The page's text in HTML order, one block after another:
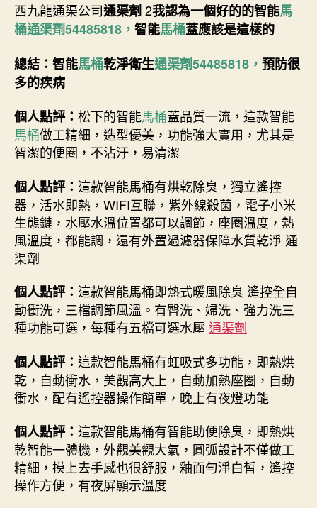
西九龍通渠公司通渠劑2我認為一個好的的智能馬
桶通渠劑54485818， 智能馬桶蓋應該是這樣的
總結：智能馬桶乾淨衛生通渠劑54485818， 預防很
多的疾病
個人點評： 松下的智能馬桶蓋品質一流，這款智能
馬桶做工精細，造型優美，功能強大實用，尤其是
智潔的便圈，不沾汙，易清潔
個人點評： 這款智能馬桶有烘乾除臭，獨立遙控
器，活水即熱，WIFI互聯，紫外線殺菌，電子小米
生態鏈，水壓水溫位置都可以調節，座圈溫度，熱
風溫度，都能調，還有外置過濾器保障水質乾淨 通
渠劑
個人點評： 這款智能馬桶即熱式暖風除臭 遙控全自
動衝洗，三檔調節風溫。有臀洗、婦洗、強力洗三
種功能可選，每種有五檔可選水壓 通渠劑
個人點評： 這款智能馬桶有虹吸式多功能，即熱烘
乾，自動衝水，美觀高大上，自動加熱座圈，自動
衝水，配有遙控器操作簡單，晚上有夜燈功能
個人點評： 這款智能馬桶有智能助便除臭，即熱烘
乾智能一體機，外觀美觀大氣，圓弧設計不僅做工
精細，摸上去手感也很舒服，釉面勻淨白皙，遙控
操作方便，有夜屏顯示溫度